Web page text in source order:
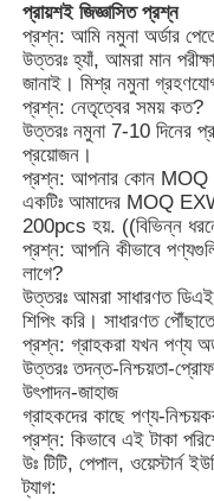
প্রায়শই জিজ্ঞাসিত প্রশ্ন
প্রশ্ন: আমি নমুনা অর্ডার
উত্তরঃ হ্যাঁ, আমরা মান
জানাই। মিশ্র নমুনা
প্রশ্ন: নেতৃত্বের সময় কত?
উত্তরঃ নমুনা 7-10 দিনের
প্রয়োজন।
প্রশ্ন: আপনার কোন MOQ
একটিঃ আমাদের MOQ
200pcs হয়. ((বিভিন্ন
প্রশ্ন: আপনি কীভাবে
লাগে?
উত্তরঃ আমরা সাধারণত
শিপিং করি। সাধারণত
প্রশ্ন: গ্রাহকরা যখন পণ্য
উত্তরঃ তদন্ত-নিশ্চয়তা-
উৎপাদন-জাহাজ
গ্রাহকদের কাছে পণ্য-
প্রশ্ন: কিভাবে এই টাকা
উঃ টিটি, পেপাল, ওয়েস্টার্ন
ট্যাগ: